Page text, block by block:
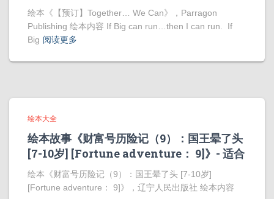
绘本《【预订】Together… We Can》，Parragon
Publishing 绘本内容 If Big can run…then I can run. If
Big 阅读更多
绘本大全
绘本故事《财富号历险记（9）：国王晕了头
[7-10岁] [Fortune adventure： 9]》- 适合
绘本《财富号历险记（9）：国王晕了头 [7-10岁]
[Fortune adventure： 9]》，辽宁人民出版社 绘本内容